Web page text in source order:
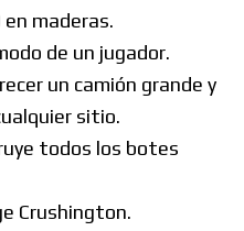
en maderas.
de un jugador.
un camión grande y
sitio.
todos los botes
Crushington.